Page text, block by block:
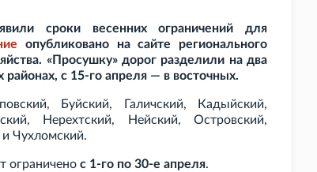
сроки весенних ограничений для
опубликовано на сайте регионального
«Просушку» дорог разделили на два
районах, с 15-го апреля — в восточных.
Буйский, Галичский, Кадыйский,
Нерехтский, Нейский, Островский,
и Чухломский.
ограничено с 1-го по 30-е апреля.